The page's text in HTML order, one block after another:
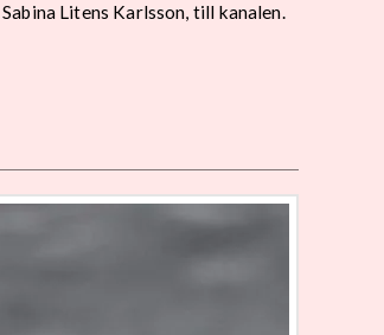
Litens Karlsson, till kanalen.